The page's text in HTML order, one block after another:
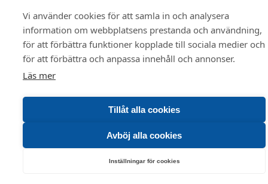
Vi använder cookies för att samla in och analysera
information om webbplatsens prestanda och användning,
för att förbättra funktioner kopplade till sociala medier och
för att förbättra och anpassa innehåll och annonser.
Läs mer
Tillåt alla cookies
Avböj alla cookies
Inställningar för cookies
VÅR HEMSIDA ANVÄNDER COOKIES FÖR FÖRBÄTTRAD
ANVÄNDBARHET OCH ÖKAD RELEVANS INOM
MARKNADSFÖRING FÖR DIG. VILL DU LÄSA OM HUR VI
HANTERAR COOKIES KAN DU GÖRA DET
INFO@HANDELSSTALGAVLE.SE
TRUTVÄGEN 4
803 09 GÄVLE
© 2026 Uppsala • Gävle